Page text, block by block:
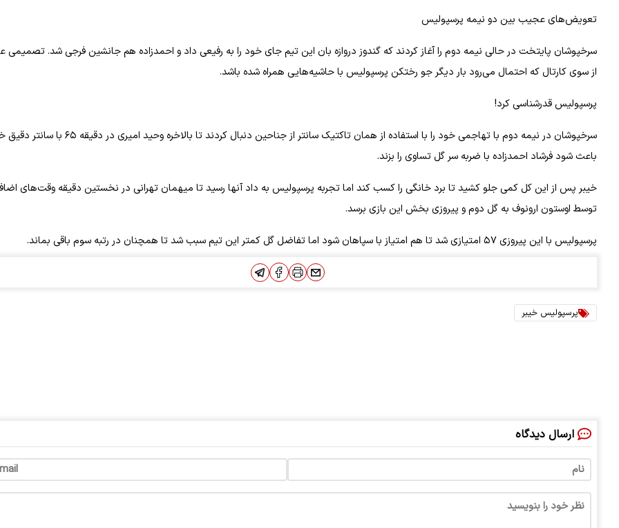
تعویض‌های عجیب بین دو نیمه پرسپولیس
سرخپوشان پایتخت در حالی نیمه دوم را آغاز کردند که گندوز دروازه بان این تیم جای خود را به رفیعی داد و احمدزاده هم جانشین فرجی شد.
از سوی کارتال که احتمال می‌رود بار دیگر جو رختکن پرسپولیس با حاشیه‌هایی همراه شده باشد.
پرسپولیس قدرشناسی کرد!
سرخپوشان در نیمه دوم با تهاجمی خود را با استفاده از همان تاکتیک سانتر از جناحین دنبال کردند تا بالاخره وحید امیری
باعث شود فرشاد احمدزاده با ضربه سر گل تساوی را بزند.
خیبر پس از این کل کمی جلو کشید تا برد خانگی را کسب کند اما تجربه پرسپولیس به داد آنها رسید تا میهمان تهرانی در نخستین دقیقه وقت‌های
توسط اوستون ارونوف به گل دوم و پیروزی بخش این بازی برسد.
پرسپولیس با این پیروزی ۵۷ امتیازی شد تا هم امتیاز با سپاهان شود اما تفاضل گل کمتر این تیم سبب شد تا همچنان در رتبه سوم باقی بماند.
پرسپولیس خیبر
ارسال دیدگاه